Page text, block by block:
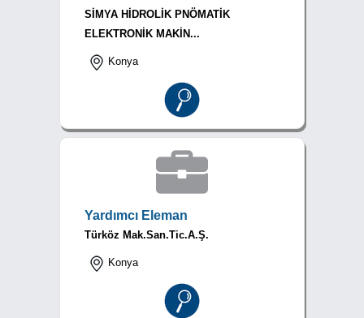
SİMYA HİDROLİK PNÖMATİK
ELEKTRONİK MAKİN...
Konya
Yardımcı Eleman
Türköz Mak.San.Tic.A.Ş.
Konya